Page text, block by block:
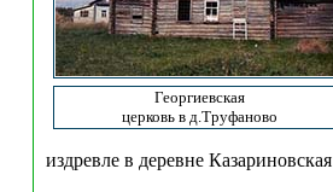
Георгиевская
церковь в д.Труфаново
издревле в деревне